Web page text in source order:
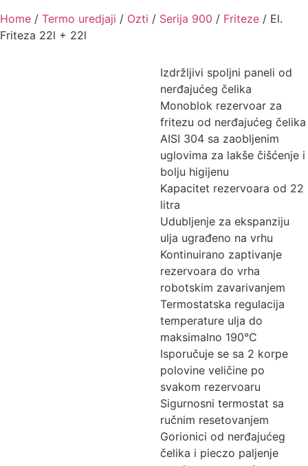
Home / Termo uredjaji / Ozti / Serija 900 / Friteze / El.
Friteza 22l + 22l
Izdržljivi spoljni paneli od
nerđajućeg čelika
Monoblok rezervoar za
fritezu od nerđajućeg čelika
AISI 304 sa zaobljenim
uglovima za lakše čišćenje i
bolju higijenu
Kapacitet rezervoara od 22
litra
Udubljenje za ekspanziju
ulja ugrađeno na vrhu
Kontinuirano zaptivanje
rezervoara do vrha
robotskim zavarivanjem
Termostatska regulacija
temperature ulja do
maksimalno 190°C
Isporučuje se sa 2 korpe
polovine veličine po
svakom rezervoaru
Sigurnosni termostat sa
ručnim resetovanjem
Gorionici od nerđajućeg
čelika i pieczo paljenje